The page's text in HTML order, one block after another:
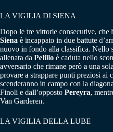
LA VIGILIA DI SIENA
Dopo le tre vittorie consecutive, che
Siena è incappato in due battute
nuovo in fondo alla classifica. Nello
allenata da Pelillo è caduta nello
avversario che rimane però a una
provare a strappare punti preziosi ai
scenderanno in campo con la
Finoli e dall’opposto Pereyra,
Van Garderen.
LA VIGILIA DELLA LUBE